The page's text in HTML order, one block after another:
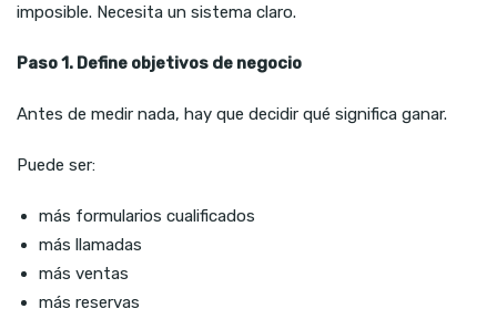
imposible. Necesita un sistema claro.
Paso 1. Define objetivos de negocio
Antes de medir nada, hay que decidir qué significa ganar.
Puede ser:
más formularios cualificados
más llamadas
más ventas
más reservas